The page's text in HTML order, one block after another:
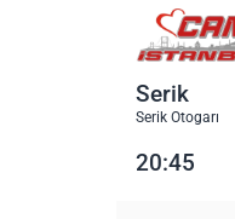
Serik
Serik Otogarı
20:45